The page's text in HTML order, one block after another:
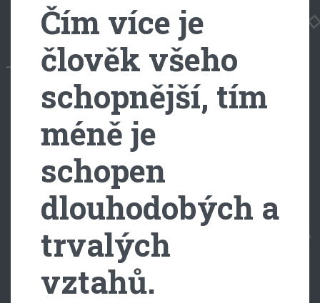
Čím více je
člověk všeho
schopnější, tím
méně je
schopen
dlouhodobých a
trvalých
vztahů.